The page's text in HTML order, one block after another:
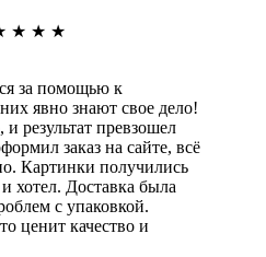
★ ★ ★
за помощью к
явно знают свое дело!
и результат превзошел
заказ на сайте, всё
Картинки получились
хотел. Доставка была
с упаковкой.
ценит качество и